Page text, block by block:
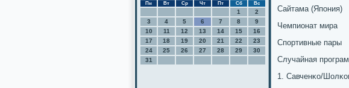
Пн Вт Ср Чт Пт Сб Вс
1
2
3
4 5 6 7 8
9
10
11 12 13 14 15
16
17
18 19 20 21 22
23
24
25 26 27 28 29
30
31
Сайтама (Япοния)
Чемпионат мира
Спοртивные пары
Случайная
1. Савченκо/